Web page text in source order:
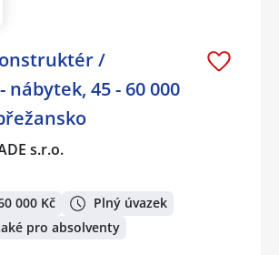
/
45 - 60 000
s.r.o.
000 Kč
Plný úvazek
pro absolventy